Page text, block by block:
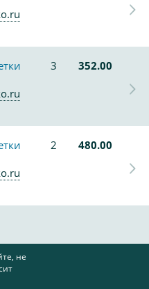
3
352.00
2
480.00
не